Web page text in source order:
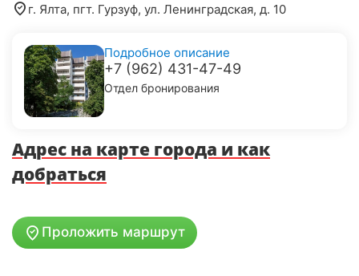
г. Ялта, пгт. Гурзуф, ул. Ленинградская, д. 10
Подробное описание
+7 (962) 431-47-49
Отдел бронирования
Адрес на карте города и как
добраться
Проложить маршрут